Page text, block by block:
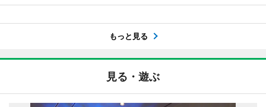
もっと見る
見る・遊ぶ